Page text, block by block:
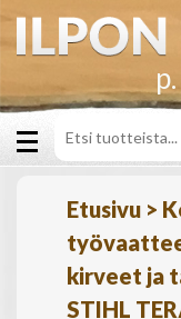
Etusivu >
kirveet ja
STIHL